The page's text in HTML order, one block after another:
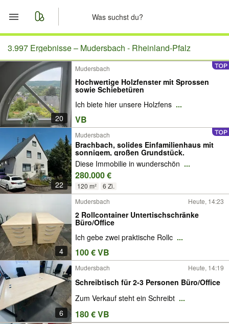
Start
Merkliste
Nachrichten
Anzeige aufgeben
3.997 Ergebnisse – Mudersbach - Rheinland-Pfalz
20
Mudersbach
Hochwertige Holzfenster mit Sprossen
sowie Schiebetüren
Ich biete hier unsere Holzfens ...
VB
22
Mudersbach
Brachbach, solides Einfamilienhaus mit
sonnigem, großen Grundstück.
Diese Immobilie in wunderschön ...
280.000 €
120 m² 6 Zi.
4
Mudersbach Heute, 14:23
2 Rollcontainer Untertischschränke
Büro/Office
Ich gebe zwei praktische Rollc ...
100 € VB
6
Mudersbach Heute, 14:19
Schreibtisch für 2-3 Personen Büro/Office
Zum Verkauf steht ein Schreibt ...
180 € VB